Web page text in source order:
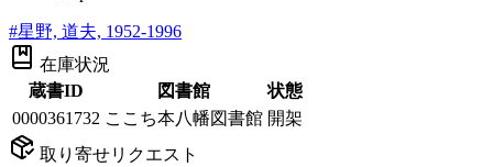
#星野, 道夫, 1952-1996
在庫状況
蔵書ID
図書館
状態
0000361732 ここち本八幡図書館 開架
取り寄せリクエスト